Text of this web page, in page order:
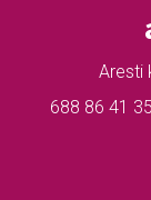
Aresti
688 86 41